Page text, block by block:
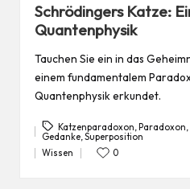
Schrödingers Katze:
Quantenphysik
Tauchen Sie ein in das
einem fundamentalem
Quantenphysik erkundet.
Tags:
Katzenparadoxon ,Paradoxon
Gedanke,Superposition
Posted
Wissen 0